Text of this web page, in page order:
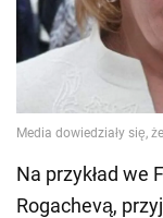
Na przykład we
Rogachevą,